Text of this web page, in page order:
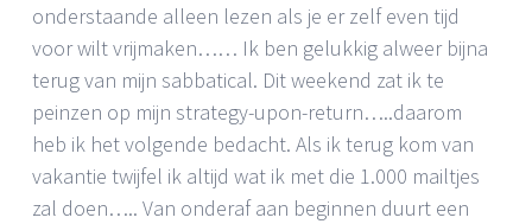
onderstaande alleen lezen als je er zelf even tijd
voor wilt vrijmaken…… Ik ben gelukkig alweer bijna
terug van mijn sabbatical. Dit weekend zat ik te
peinzen op mijn strategy-upon-return…..daarom
heb ik het volgende bedacht. Als ik terug kom van
vakantie twijfel ik altijd wat ik met die 1.000 mailtjes
zal doen….. Van onderaf aan beginnen duurt een